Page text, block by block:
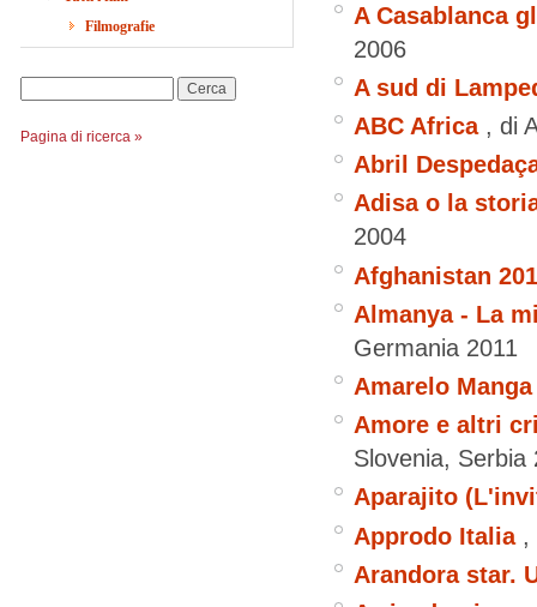
Filmografie
Pagina di ricerca »
A Casablanca
2006
A sud di
ABC Africa , di
Abril
Adisa o la
2004
Afghanistan
Almanya - La
Germania 2011
Amarelo Manga
Amore e altri
Slovenia, Serbia
Aparajito
Approdo Italia ,
Arandora star.